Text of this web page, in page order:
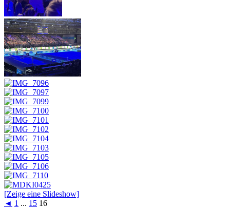
[Zeige eine Slideshow]
◄ 1 ... 15 16